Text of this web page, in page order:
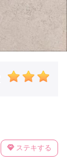
ステキする